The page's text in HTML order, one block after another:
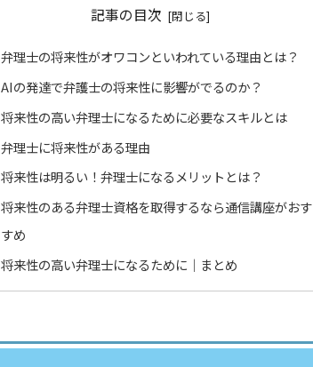
記事の目次
弁理士の将来性がオワコンといわれている理由とは？
AIの発達で弁護士の将来性に影響がでるのか？
将来性の高い弁理士になるために必要なスキルとは
弁理士に将来性がある理由
将来性は明るい！弁理士になるメリットとは？
将来性のある弁理士資格を取得するなら通信講座がおす
すめ
将来性の高い弁理士になるために｜まとめ